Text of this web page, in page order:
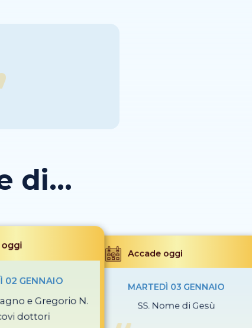
di...
02 GENNAIO
e Gregorio N.
dottori
Accade oggi
MARTEDÌ 03 GENNAIO
SS. Nome di Gesù